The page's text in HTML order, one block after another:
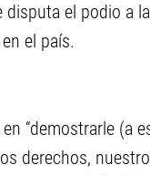
el podio a
el país.
“demostrarle (a
derechos,